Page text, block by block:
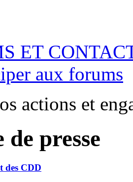
ET
aux forums
actions et
presse
des CDD